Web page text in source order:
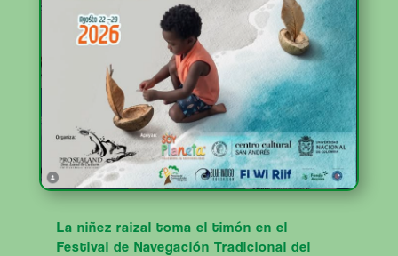
La niñez raizal toma el timón en el
Festival de Navegación Tradicional del